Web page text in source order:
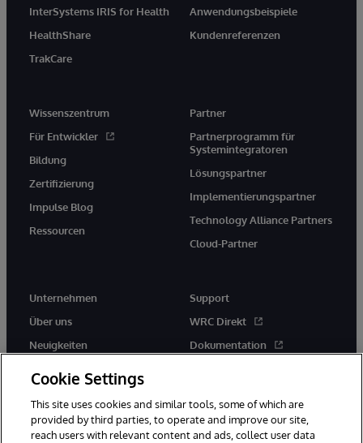
InterSystems IRIS for Health
HealthShare
TrakCare
Anwendungsbeispiele
Kundenreferenzen
Wissenszentrum
Für Entwickler
Bildung
Zertifizierung
Impulse Blog
Ressourcen
Partner
Partnerprogramm für
Systemintegratoren
Lösungspartner
Implementierungspartner
Technology Alliance Partners
Cloud-Partner
Unternehmen
Über uns
Neuigkeiten
Support
WRC Direkt
Dokumentation
Cookie Settings
This site uses cookies and similar tools, some of which are
provided by third parties, to operate and improve our site,
reach users with relevant content and ads, collect user data